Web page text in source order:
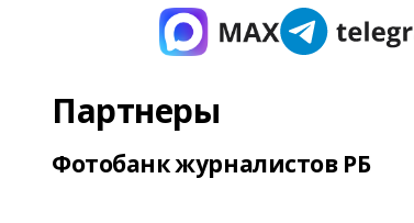
Партнеры
Фотобанк журналистов РБ